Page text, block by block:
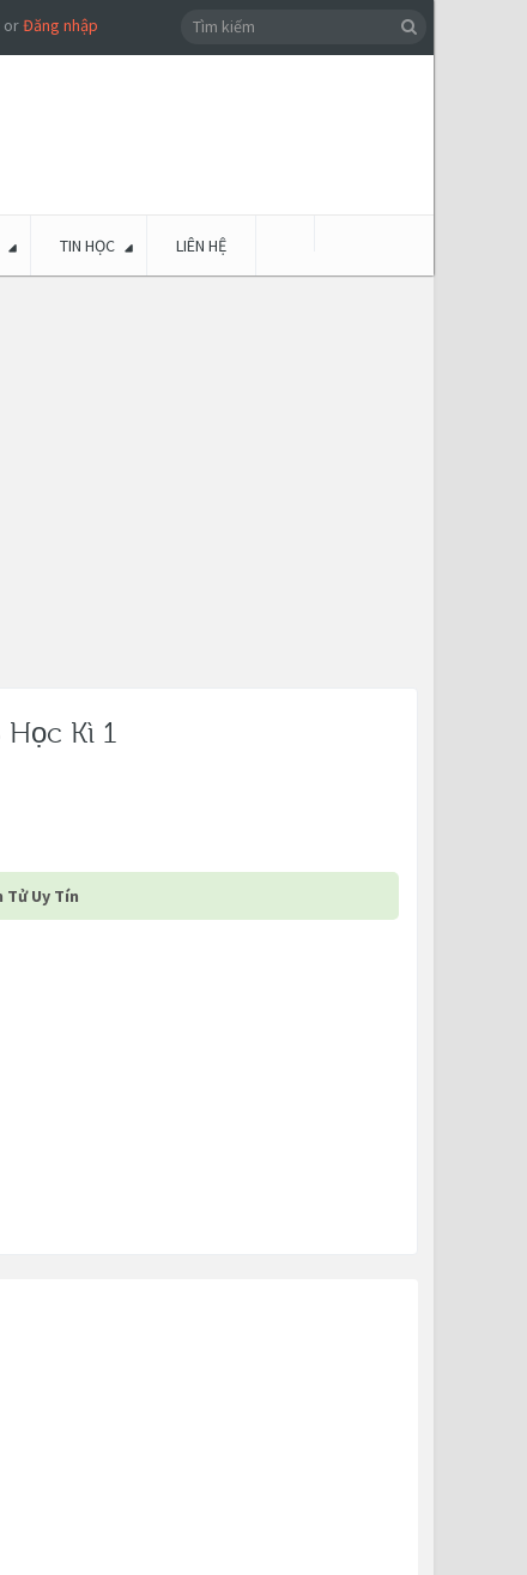
orĐăng nhập
TIN HỌC LIÊN HỆ
Kì 1
Tử Uy Tín